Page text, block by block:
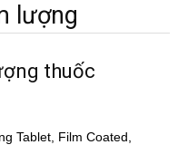
lượng
thuốc
Tablet, Film Coated,